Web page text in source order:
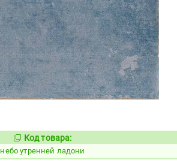
Код:
1123042
Код товара:
небо утренней ладони